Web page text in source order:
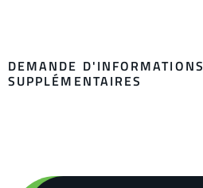
DEMANDE D'INFORMATIONS
SUPPLÉMENTAIRES